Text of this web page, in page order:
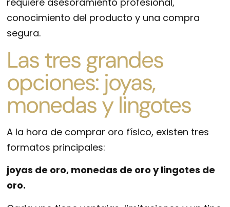
conocimiento del producto y una compra
segura.
Las tres grandes
opciones: joyas,
monedas y lingotes
A la hora de comprar oro físico, existen tres
formatos principales:
joyas de oro, monedas de oro y lingotes de
oro.